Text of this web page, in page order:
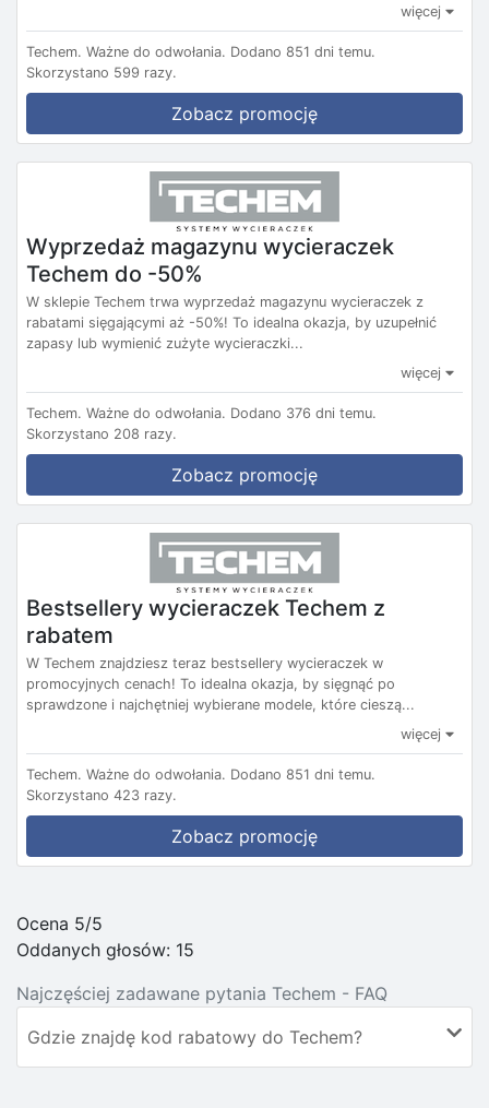
więcej
Techem. Ważne do odwołania. Dodano 851 dni temu.
Skorzystano 599 razy.
Zobacz promocję
Wyprzedaż magazynu wycieraczek
Techem do -50%
W sklepie Techem trwa wyprzedaż magazynu wycieraczek z
rabatami sięgającymi aż -50%! To idealna okazja, by uzupełnić
zapasy lub wymienić zużyte wycieraczki...
więcej
Techem. Ważne do odwołania. Dodano 376 dni temu.
Skorzystano 208 razy.
Zobacz promocję
Bestsellery wycieraczek Techem z
rabatem
W Techem znajdziesz teraz bestsellery wycieraczek w
promocyjnych cenach! To idealna okazja, by sięgnąć po
sprawdzone i najchętniej wybierane modele, które cieszą...
więcej
Techem. Ważne do odwołania. Dodano 851 dni temu.
Skorzystano 423 razy.
Zobacz promocję
Ocena 5/5
Oddanych głosów: 15
Najczęściej zadawane pytania Techem - FAQ
Gdzie znajdę kod rabatowy do Techem?